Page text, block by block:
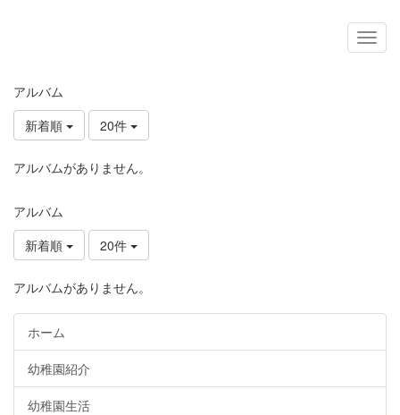
アルバム
新着順
20件
アルバムがありません。
アルバム
新着順
20件
アルバムがありません。
ホーム
幼稚園紹介
幼稚園生活